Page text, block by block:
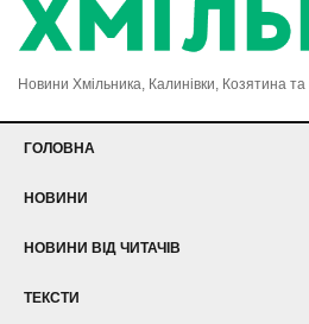
Новини Хмільника, Калинівки, Козятина
ГОЛОВНА
НОВИНИ
НОВИНИ ВІД ЧИТАЧІВ
ТЕКСТИ